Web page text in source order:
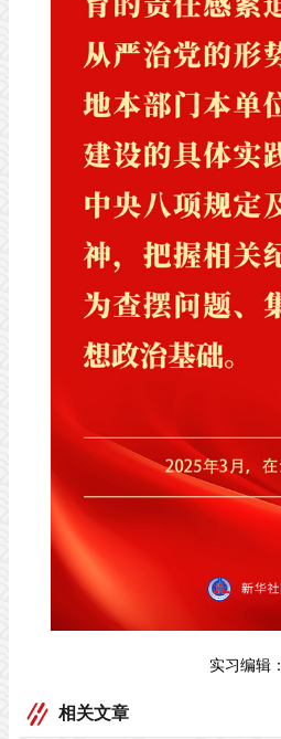
实习编辑：
相关文章